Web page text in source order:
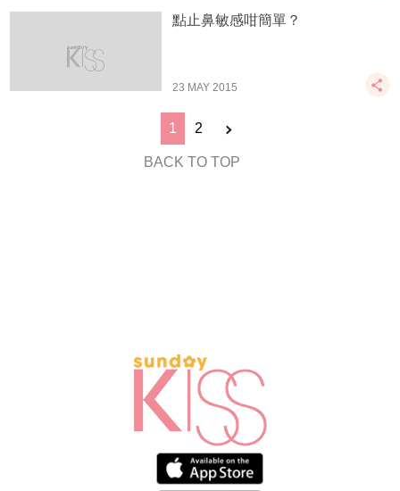
點止鼻敏感咁簡單？
23 MAY 2015
1 2
BACK TO TOP